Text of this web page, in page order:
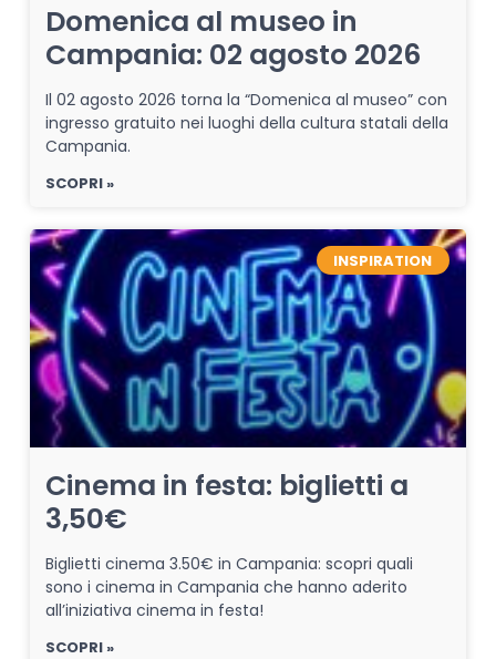
Domenica al museo in
Campania: 02 agosto 2026
Il 02 agosto 2026 torna la “Domenica al museo” con
ingresso gratuito nei luoghi della cultura statali della
Campania.
SCOPRI »
INSPIRATION
Cinema in festa: biglietti a
3,50€
Biglietti cinema 3.50€ in Campania: scopri quali
sono i cinema in Campania che hanno aderito
all’iniziativa cinema in festa!
SCOPRI »